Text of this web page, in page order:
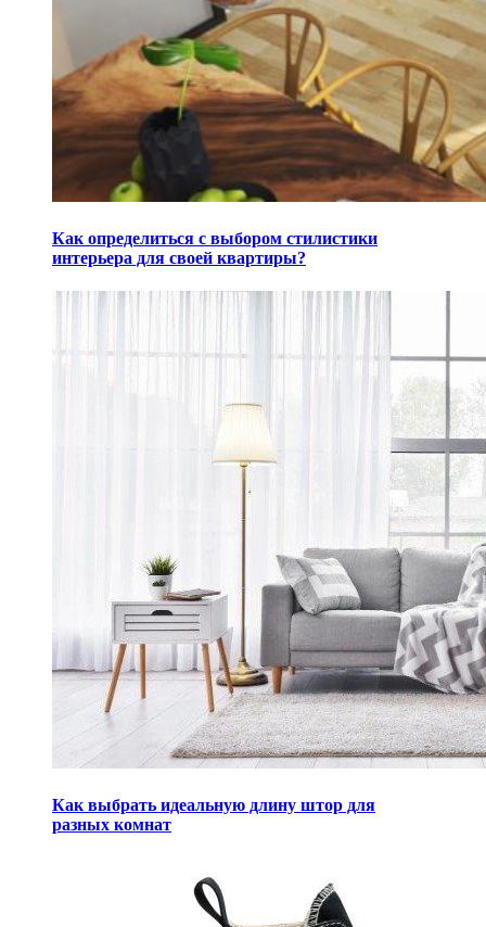
Как определиться с выбором стилистики
интерьера для своей квартиры?
Как выбрать идеальную длину штор для
разных комнат